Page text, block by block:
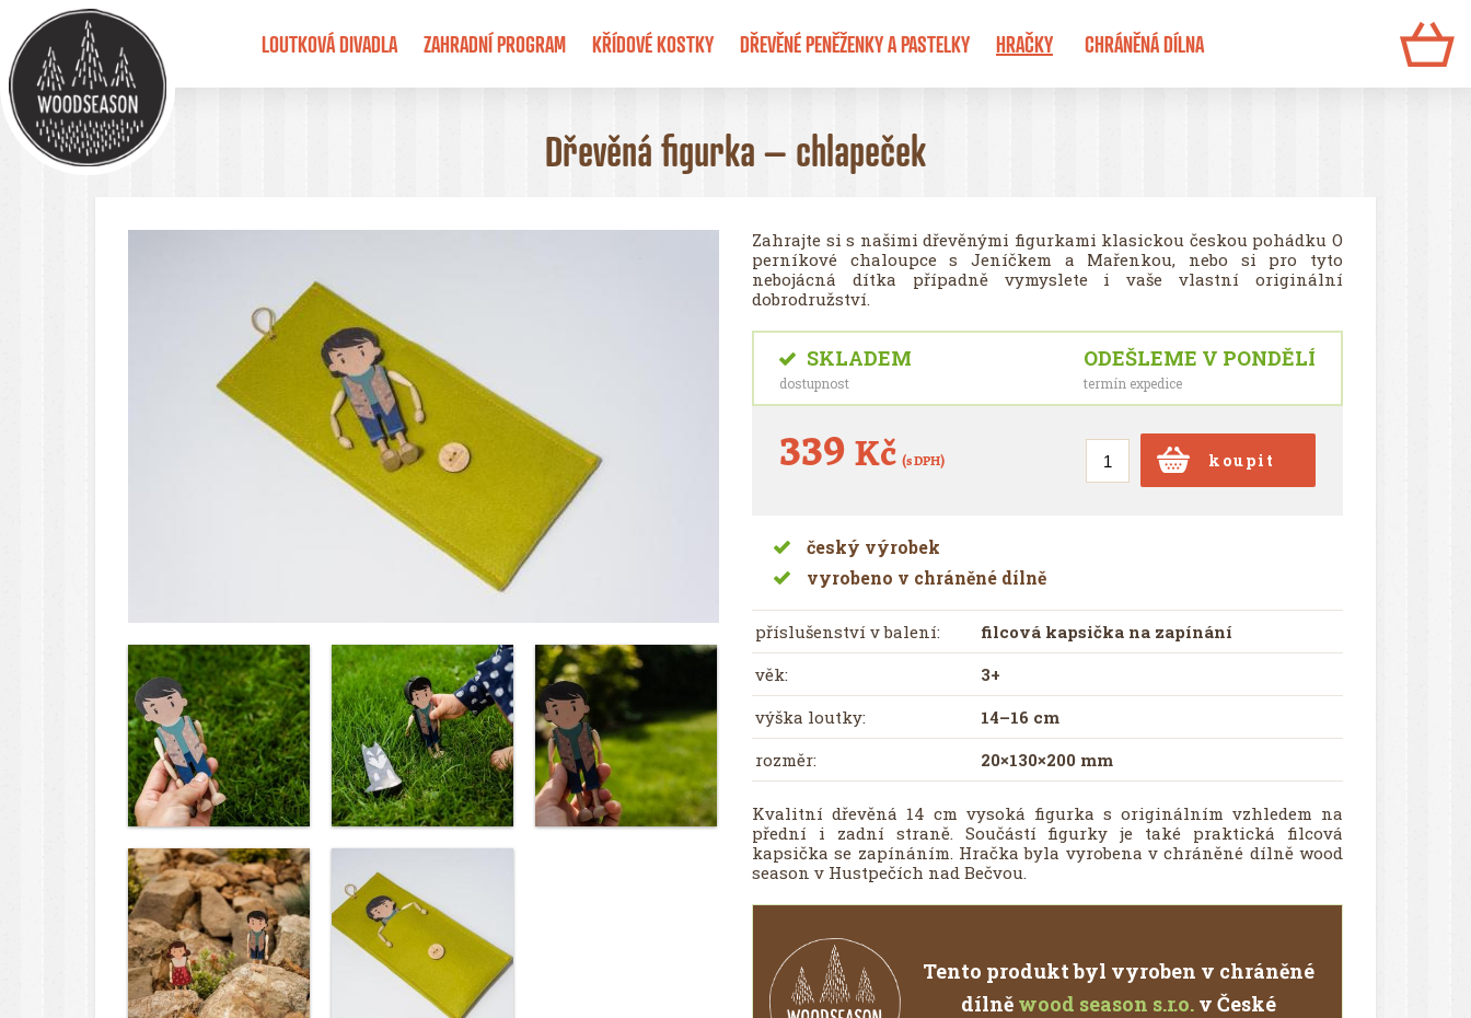
LOUTKOVÁ DIVADLA ZAHRADNÍ PROGRAM KŘÍDOVÉ KOSTKY DŘEVĚNÉ PENĚŽENKY A PASTELKY HRAČKY CHRÁNĚNÁ DÍLNA
Dřevěná figurka – chlapeček
Zahrajte si s našimi dřevěnými figurkami klasickou českou pohádku O
perníkové chaloupce s Jeníčkem a Mařenkou, nebo si pro tyto
nebojácná dítka případně vymyslete i vaše vlastní originální
dobrodružství.
SKLADEM
dostupnost
ODEŠLEME V PONDĚLÍ
termín expedice
339Kč (s DPH)
Kvalitní dřevěná 14 cm vysoká figurka s originálním vzhledem na
přední i zadní straně. Součástí figurky je také praktická filcová
kapsička se zapínáním. Hračka byla vyrobena v chráněné dílně wood
season v Hustpečích nad Bečvou.
Tento produkt byl vyroben v chráněné
dílně wood season s.r.o. v České
příslušenství v balení:
filcová kapsička na zapínání
věk:
3+
český výrobek
výška loutky: 14–16 cm
vyrobeno v chráněné dílně
rozměr: 20×130×200 mm